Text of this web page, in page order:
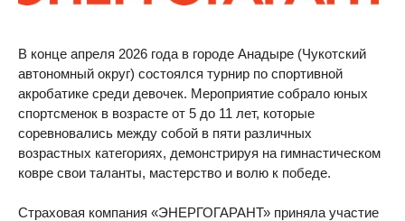
В конце апреля 2026 года в городе Анадыре (Чукотский
автономный округ) состоялся турнир по спортивной
акробатике среди девочек. Мероприятие собрало юных
спортсменок в возрасте от 5 до 11 лет, которые
соревновались между собой в пяти различных
возрастных категориях, демонстрируя на гимнастическом
ковре свои таланты, мастерство и волю к победе.
Страховая компания «ЭНЕРГОГАРАНТ» приняла участие